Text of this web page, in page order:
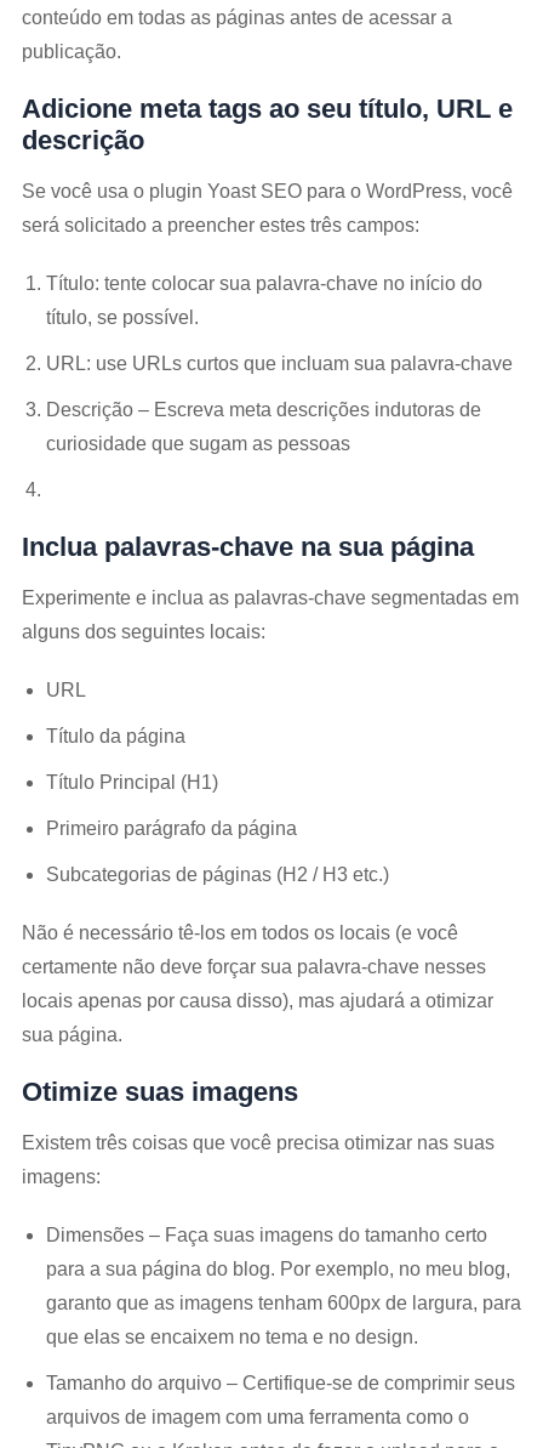
conteúdo em todas as páginas antes de acessar a
publicação.
Adicione meta tags ao seu título, URL e
descrição
Se você usa o plugin Yoast SEO para o WordPress, você
será solicitado a preencher estes três campos:
Título: tente colocar sua palavra-chave no início do
título, se possível.
URL: use URLs curtos que incluam sua palavra-chave
Descrição – Escreva meta descrições indutoras de
curiosidade que sugam as pessoas
Inclua palavras-chave na sua página
Experimente e inclua as palavras-chave segmentadas em
alguns dos seguintes locais:
URL
Título da página
Título Principal (H1)
Primeiro parágrafo da página
Subcategorias de páginas (H2 / H3 etc.)
Não é necessário tê-los em todos os locais (e você
certamente não deve forçar sua palavra-chave nesses
locais apenas por causa disso), mas ajudará a otimizar
sua página.
Otimize suas imagens
Existem três coisas que você precisa otimizar nas suas
imagens:
Dimensões – Faça suas imagens do tamanho certo
para a sua página do blog. Por exemplo, no meu blog,
garanto que as imagens tenham 600px de largura, para
que elas se encaixem no tema e no design.
Tamanho do arquivo – Certifique-se de comprimir seus
arquivos de imagem com uma ferramenta como o